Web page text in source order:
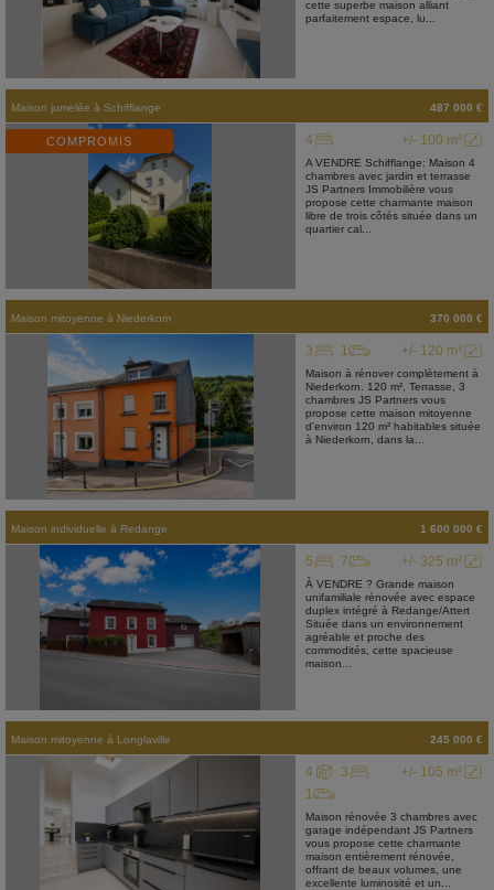
cette superbe maison alliant
parfaitement espace, lu...
Maison jumelée à Schifflange 487 000 €
COMPROMIS +/- 100 m²
4
A VENDRE Schifflange: Maison 4
chambres avec jardin et terrasse
JS Partners Immobilière vous
propose cette charmante maison
libre de trois côtés située dans un
quartier cal...
Maison mitoyenne à Niederkorn 370 000 €
+/- 120 m²
3 1
Maison à rénover complètement à
Niederkorn. 120 m², Terrasse, 3
chambres JS Partners vous
propose cette maison mitoyenne
d'environ 120 m² habitables située
à Niederkorn, dans la...
Maison individuelle à Redange 1 600 000 €
+/- 325 m²
5 7
À VENDRE ? Grande maison
unifamiliale rénovée avec espace
duplex intégré à Redange/Attert
Située dans un environnement
agréable et proche des
commodités, cette spacieuse
maison...
Maison mitoyenne à Longlaville 245 000 €
+/- 105 m²
4
3
1
Maison rénovée 3 chambres avec
garage indépendant JS Partners
vous propose cette charmante
maison entièrement rénovée,
offrant de beaux volumes, une
excellente luminosité et un...